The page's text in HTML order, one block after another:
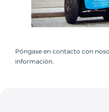
Póngase en contacto con
información.